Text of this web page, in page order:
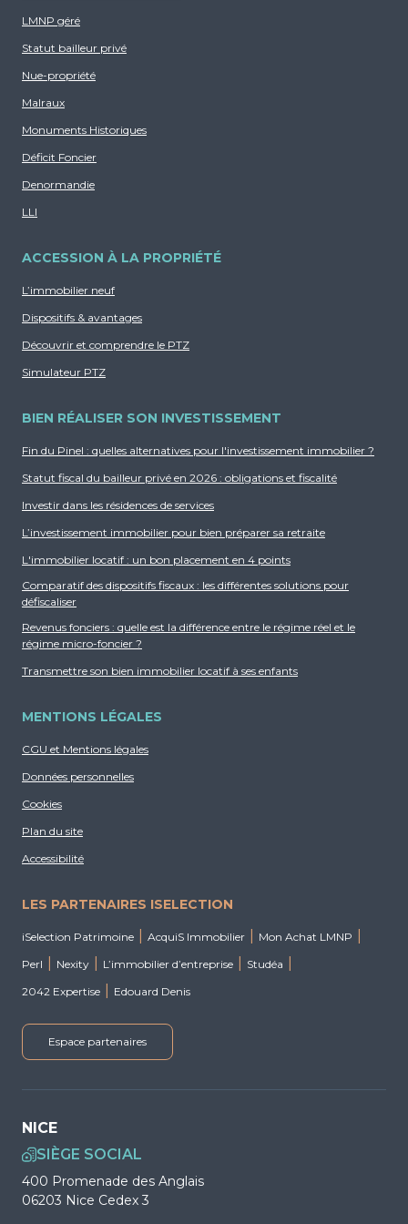
le coût d’acquisition, d’optimiser les revenus
locatifs et de maximiser la rentabilité de
l’investissement, faisant de l’immobilier neuf
avantageuse.
LMNP géré
Statut bailleur privé
Nue-propriété
Malraux
Monuments Historiques
Déficit Foncier
Denormandie
LLI
ACCESSION À LA PROPRIÉTÉ
L’immobilier neuf
Dispositifs & avantages
Découvrir et comprendre le PTZ
Simulateur PTZ
BIEN RÉALISER SON INVESTISSEMENT
Fin du Pinel : quelles alternatives pour l'investissement immobilier ?
Statut fiscal du bailleur privé en 2026 : obligations et fiscalité
Investir dans les résidences de services
L’investissement immobilier pour bien préparer sa retraite
L'immobilier locatif : un bon placement en 4 points
Comparatif des dispositifs fiscaux : les différentes solutions pour
défiscaliser
Revenus fonciers : quelle est la différence entre le régime réel et le
régime micro-foncier ?
Transmettre son bien immobilier locatif à ses enfants
MENTIONS LÉGALES
CGU et Mentions légales
Données personnelles
Cookies
Plan du site
Accessibilité
LES PARTENAIRES ISELECTION
iSelection Patrimoine AcquiS Immobilier
Mon Achat LMNP
Perl
Nexity L’immobilier d’entreprise
Studéa
2042 Expertise
Edouard Denis
Espace partenaires
NICE
SIÈGE SOCIAL
400 Promenade des Anglais
06203 Nice Cedex 3